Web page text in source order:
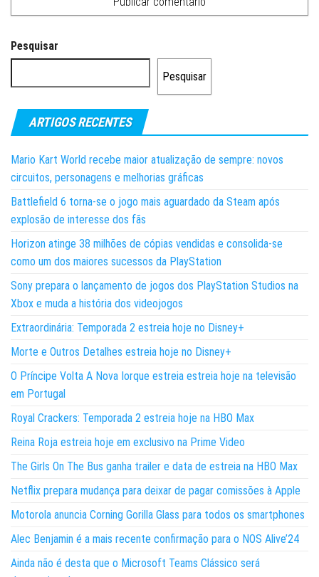
Pesquisar
Pesquisar
ARTIGOS RECENTES
Mario Kart World recebe maior atualização de sempre: novos
circuitos, personagens e melhorias gráficas
Battlefield 6 torna-se o jogo mais aguardado da Steam após
explosão de interesse dos fãs
Horizon atinge 38 milhões de cópias vendidas e consolida-se
como um dos maiores sucessos da PlayStation
Sony prepara o lançamento de jogos dos PlayStation Studios na
Xbox e muda a história dos videojogos
Extraordinária: Temporada 2 estreia hoje no Disney+
Morte e Outros Detalhes estreia hoje no Disney+
O Príncipe Volta A Nova Iorque estreia estreia hoje na televisão
em Portugal
Royal Crackers: Temporada 2 estreia hoje na HBO Max
Reina Roja estreia hoje em exclusivo na Prime Video
The Girls On The Bus ganha trailer e data de estreia na HBO Max
Netflix prepara mudança para deixar de pagar comissões à Apple
Motorola anuncia Corning Gorilla Glass para todos os smartphones
Alec Benjamin é a mais recente confirmação para o NOS Alive’24
Ainda não é desta que o Microsoft Teams Clássico será